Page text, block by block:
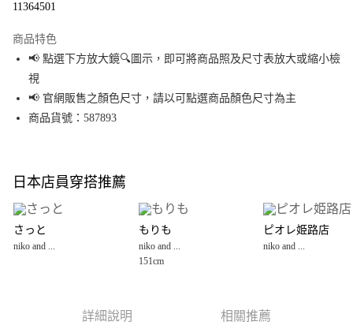
Apple Pay
街口支付
悠遊付
全盈+PAY
大哥付你分期
【大哥付你分期使用說明】
1.本服務由台灣大哥大提供，台灣大哥大用戶可立即使用無須另外申請。
2.付款方式選擇「大哥付你分期」，訂單成立後會自動跳轉到大哥付的交易
3.實際核准額度、可分期數及費用金額請依後續交易確認頁面所載為準。
4.訂單成立30分鐘內，如未前往確認交易或遇審核未通過，訂單將自動取
AFTEE先享後付
11364501
商品特色
📢 點選下方放大鏡🔍圖示，即可將商品照及尺寸表放大或縮小檢
視
📢 官網販售之顏色尺寸，請以可點選商品顏色尺寸為主
商品貨號：587893
日本店員穿搭推薦
さっと
niko and ...
もりも
niko and ...
151cm
ピオレ姫路店
niko and ...
詳細說明 相關推薦